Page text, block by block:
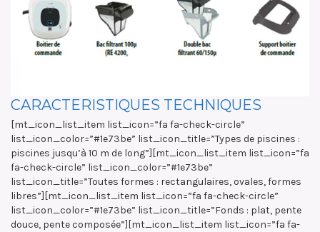
CARACTERISTIQUES TECHNIQUES
[mt_icon_list_item list_icon=”fa fa-check-circle”
list_icon_color=”#1e73be” list_icon_title=”Types de piscines :
piscines jusqu’à 10 m de long”][mt_icon_list_item list_icon=”fa
fa-check-circle” list_icon_color=”#1e73be”
list_icon_title=”Toutes formes : rectangulaires, ovales, formes
libres”][mt_icon_list_item list_icon=”fa fa-check-circle”
list_icon_color=”#1e73be” list_icon_title=”Fonds : plat, pente
douce, pente composée”][mt_icon_list_item list_icon=”fa fa-